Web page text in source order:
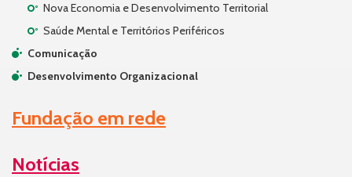
Nova Economia e Desenvolvimento Territorial
Saúde Mental e Territórios Periféricos
Comunicação
Desenvolvimento Organizacional
Fundação em rede
Notícias